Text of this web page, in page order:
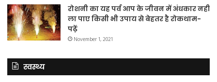
रोशनी का यह पर्व आप के जीवन में अंधकार नहीं
ला पाए किसी भी उपाय से बेहतर है रोकथाम-
पढ़ें
November 1, 2021
स्वस्थ्य